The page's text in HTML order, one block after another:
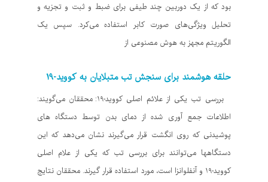
بود که از یک دوربین چند طیفی برای ضبط و ثبت و تجزیه و
تحلیل ویژگی‌های صورت کابر استفاده می‌کرد. سپس یک
الگوریتم مجهز به هوش مصنوعی از
حلقه هوشمند برای سنجش تب متبلایان به کووید-۱۹
بررسی تب یکی از علائم اصلی کووید-۱۹: محققان می‌گویند:
اطلاعات جمع آوری شده از دمای بدن توسط دستگاه های
پوشیدنی که روی انگشت قرار می‌گیرند نشان می‌دهد که این
دستگاهها می‌توانند برای بررسی تب که یکی از علام اصلی
کووید-۱۹ و آنفلوانزا است، مورد استفاده قرار گیرند. محققان نتایج